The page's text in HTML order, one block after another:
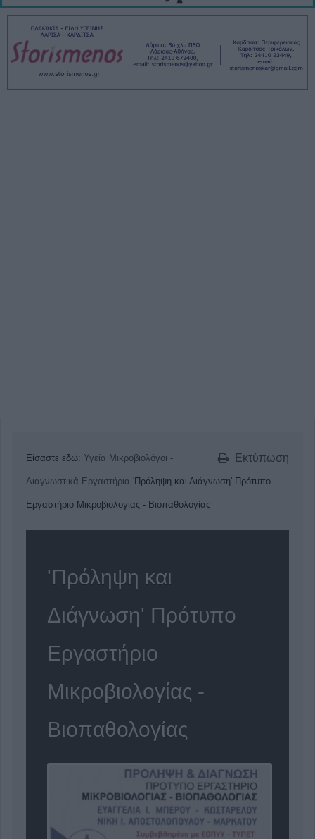
Εκτύπωση
Είσαστε εδώ: Υγεία Μικροβιολόγοι -
Διαγνωστικά Εργαστήρια 'Πρόληψη και Διάγνωση' Πρότυπο
Εργαστήριο Μικροβιολογίας - Βιοπαθολογίας
'Πρόληψη και
Διάγνωση' Πρότυπο
Εργαστήριο
Μικροβιολογίας -
Βιοπαθολογίας